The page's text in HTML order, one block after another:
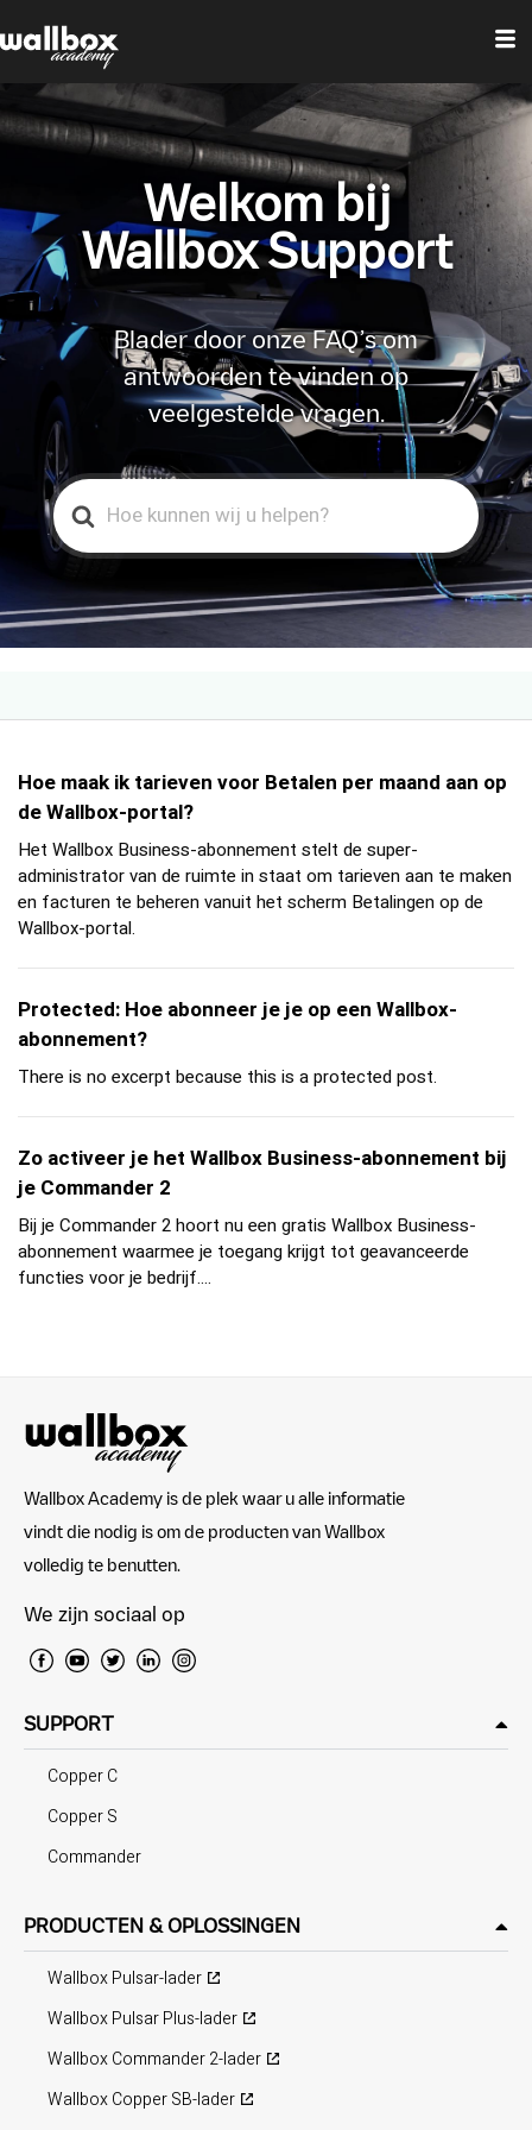
Welkom bij
Wallbox Support
Blader door onze FAQ’s om
antwoorden te vinden op
veelgestelde vragen.
Search
For
Hoe maak ik tarieven voor Betalen per maand aan op
de Wallbox-portal?
Het Wallbox Business-abonnement stelt de super-
administrator van de ruimte in staat om tarieven aan te maken
en facturen te beheren vanuit het scherm Betalingen op de
Wallbox-portal.
Protected: Hoe abonneer je je op een Wallbox-
abonnement?
There is no excerpt because this is a protected post.
Zo activeer je het Wallbox Business-abonnement bij
je Commander 2
Bij je Commander 2 hoort nu een gratis Wallbox Business-
abonnement waarmee je toegang krijgt tot geavanceerde
functies voor je bedrijf....
Wallbox Academy is de plek waar u alle informatie
vindt die nodig is om de producten van Wallbox
volledig te benutten.
We zijn sociaal op
SUPPORT
Copper C
Copper S
Commander
PRODUCTEN & OPLOSSINGEN
Wallbox Pulsar-lader
Wallbox Pulsar Plus-lader
Wallbox Commander 2-lader
Wallbox Copper SB-lader